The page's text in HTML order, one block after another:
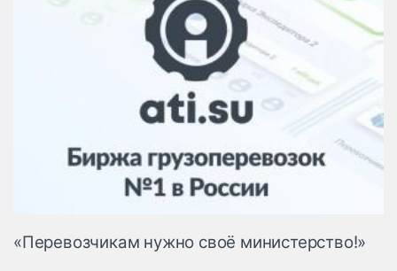
«Перевозчикам нужно своё министерство!»